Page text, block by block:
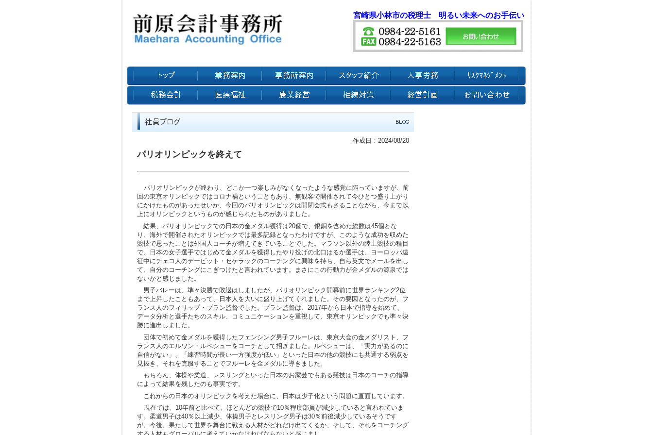
宮崎県小林市の税理士 明るい未来へのお手伝い
作成日：2024/08/20
パリオリンピックを終えて
パリオリンピックが終わり、どこか一つ楽しみがなくなったような感覚に陥っていますが、前
回の東京オリンピックではコロナ禍ということもあり、無観客で開催されて今ひとつ盛り上がり
にかけたものがあったせいか、今回のパリオリンピックは開閉会式もさることながら、今まで以
上にオリンピックというものが感じられたものがありました。
結果、パリオリンピックでの日本の金メダル獲得は20個で、銀銅を含めた総数は45個とな
り、海外で開催されたオリンピックでは最多記録となったわけですが、このような成功を収めた
競技で思ったことは外国人コーチが増えてきていることでした。マラソン以外の陸上競技の種目
で、日本の女子選手ではじめて金メダルを獲得したやり投げの北口はるか選手は、ヨーロッパ遠
征中にチェコ人のデービット・セケラックのコーチングに興味を持ち、自ら英文でメールを出し
て、自分のコーチングにこぎつけたと言われています。まさにこの行動力が金メダルの源泉では
ないかと感じました。
男子バレーは、準々決勝で敗退はしましたが、パリオリンピック開幕前に世界ランキング2位
まで上昇したこともあって、日本人を大いに盛り上げてくれました。その要因となったのが、フ
ランス人のフィリップ・ブラン監督でした。ブラン監督は、 2017年から日本で指導を始めて、
データ分析と選手たちのスキル、コミュニケーションを重視して、東京オリンピックでも準々決
勝に進出しました。
団体で初めて金メダルを獲得したフェンシング男子フルーレは、東京大会の金メダリスト、フ
ランス人のエルワン・ルペシューをコーチとして招きました。ルペシューは、「実力があるのに
自信がない」、「練習時間が長い一方強度が低い」といった日本の他の競技にも共通する弱点を
見抜き、それを克服することでフルーレを金メダルに導きました。
もちろん、体操や柔道、レスリングといった日本のお家芸でもある競技は日本のコーチの指導
によって結果を残したのも事実です。
これからの日本のオリンピックを考えた場合に、日本は少子化という問題に直面しています。
現在では、 10年前と比べて、ほとんどの競技で10％程度部員が減少していると言われていま
す。柔道男子は40％以上減少、体操男子とレスリング男子は30％前後減少しているそうです
が、今後、果たして世界を舞台に戦える人材がどれだけ出てくるか、そして、それをコーチング